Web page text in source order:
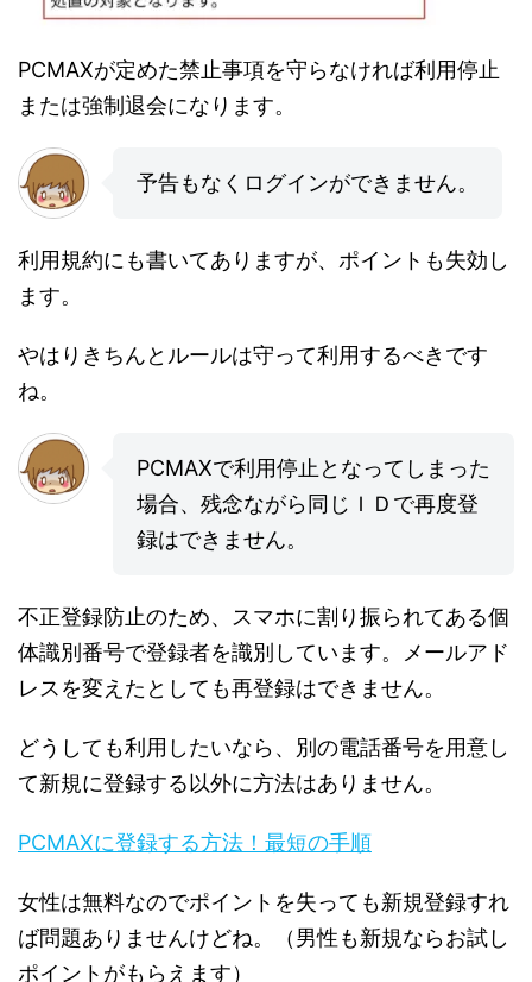
PCMAXが定めた禁止事項を守らなければ利用停止
または強制退会になります。
予告もなくログインができません。
利用規約にも書いてありますが、ポイントも失効し
ます。
やはりきちんとルールは守って利用するべきです
ね。
PCMAXで利用停止となってしまった
場合、残念ながら同じＩＤで再度登
録はできません。
不正登録防止のため、スマホに割り振られてある個
体識別番号で登録者を識別しています。メールアド
レスを変えたとしても再登録はできません。
どうしても利用したいなら、別の電話番号を用意し
て新規に登録する以外に方法はありません。
PCMAXに登録する方法！最短の手順
女性は無料なのでポイントを失っても新規登録すれ
ば問題ありませんけどね。（男性も新規ならお試し
ポイントがもらえます）